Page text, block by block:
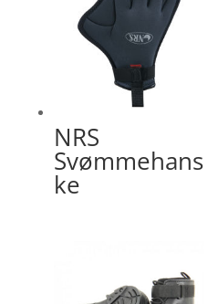
NRS
Svømmehans
ke